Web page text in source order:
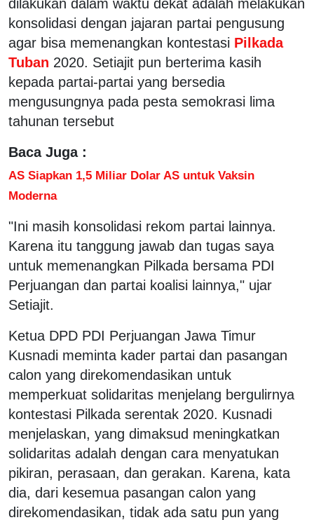
dilakukan dalam waktu dekat adalah melakukan
konsolidasi dengan jajaran partai pengusung
agar bisa memenangkan kontestasi Pilkada
Tuban 2020. Setiajit pun berterima kasih
kepada partai-partai yang bersedia
mengusungnya pada pesta semokrasi lima
tahunan tersebut
Baca Juga :
AS Siapkan 1,5 Miliar Dolar AS untuk Vaksin
Moderna
"Ini masih konsolidasi rekom partai lainnya.
Karena itu tanggung jawab dan tugas saya
untuk memenangkan Pilkada bersama PDI
Perjuangan dan partai koalisi lainnya," ujar
Setiajit.
Ketua DPD PDI Perjuangan Jawa Timur
Kusnadi meminta kader partai dan pasangan
calon yang direkomendasikan untuk
memperkuat solidaritas menjelang bergulirnya
kontestasi Pilkada serentak 2020. Kusnadi
menjelaskan, yang dimaksud meningkatkan
solidaritas adalah dengan cara menyatukan
pikiran, perasaan, dan gerakan. Karena, kata
dia, dari kesemua pasangan calon yang
direkomendasikan, tidak ada satu pun yang